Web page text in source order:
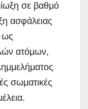
σε βαθμό
ασφάλειας
ως
ατόμων,
σωματικές